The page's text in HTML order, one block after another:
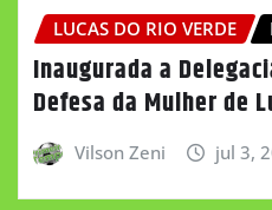
LUCAS DO RIO VERDE
Inaugurada a
Defesa da Mulher de
Vilson Zeni jul 3,